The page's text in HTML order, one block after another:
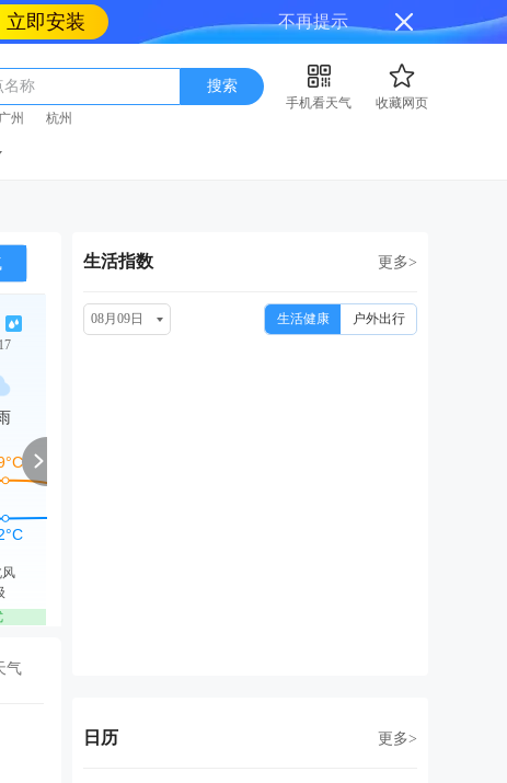
立即安装 不再提示
名称 搜索
手机看天气
收藏网页
广州 杭州
风
周二 周四 周五
气
生活指数 更多>
08月09日 生活健康 户外出行
日历 更多>